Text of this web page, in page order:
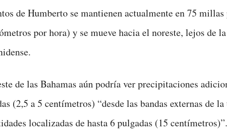
de Humberto se mantienen actualmente en 75 millas
por hora) y se mueve hacia el noreste, lejos de
de las Bahamas aún podría ver precipitaciones
(2,5 a 5 centímetros) “desde las bandas externas de
localizadas de hasta 6 pulgadas (15 centímetros)”.